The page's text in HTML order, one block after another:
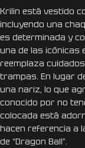
Krilin está vestido
incluyendo una
es determinada y
una de las icónicas
reemplaza
trampas. En lugar
una nariz, lo que
conocido por no
colocada está
hacen referencia a
de “Dragon Ball”.